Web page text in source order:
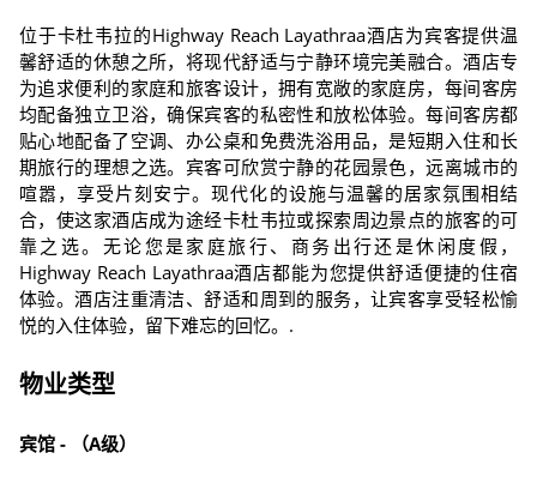
位于卡杜韦拉的Highway Reach Layathraa酒店为宾客提供温
馨舒适的休憩之所，将现代舒适与宁静环境完美融合。酒店专
为追求便利的家庭和旅客设计，拥有宽敞的家庭房，每间客房
均配备独立卫浴，确保宾客的私密性和放松体验。每间客房都
贴心地配备了空调、办公桌和免费洗浴用品，是短期入住和长
期旅行的理想之选。宾客可欣赏宁静的花园景色，远离城市的
喧嚣，享受片刻安宁。现代化的设施与温馨的居家氛围相结
合，使这家酒店成为途经卡杜韦拉或探索周边景点的旅客的可
靠之选。无论您是家庭旅行、商务出行还是休闲度假，
Highway Reach Layathraa酒店都能为您提供舒适便捷的住宿
体验。酒店注重清洁、舒适和周到的服务，让宾客享受轻松愉
悦的入住体验，留下难忘的回忆。.
物业类型
宾馆 - （A级）